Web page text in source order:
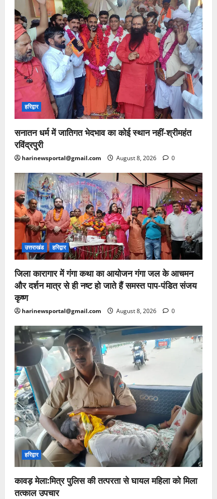
हरिद्वार
सनातन धर्म में जातिगत भेदभाव का कोई स्थान नहीं-श्रीमहंत
रविंद्रपुरी
harinewsportal@gmail.com August 8, 2026 0
उत्तराखंड हरिद्वार
जिला कारागार में गंगा कथा का आयोजन गंगा जल के आचमन
और दर्शन मात्र से ही नष्ट हो जाते हैं समस्त पाप-पंडित संजय
कृष्ण
harinewsportal@gmail.com August 8, 2026 0
हरिद्वार
कावड़ मेला:मित्र पुलिस की तत्परता से घायल महिला को मिला
तत्काल उपचार